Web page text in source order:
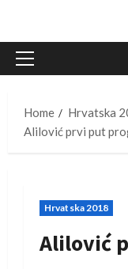
Primary
Home
Hrvatska
Alilović prvi put
Hrvatska 2018
Alilović